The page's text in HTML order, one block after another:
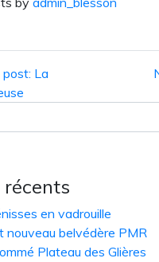
La
en vadrouille
nouveau belvédère PMR
Plateau des Glières